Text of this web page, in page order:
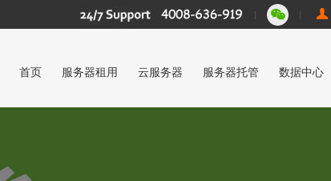
| |
首页 服务器租用 云服务器 服务器托管 数据中心